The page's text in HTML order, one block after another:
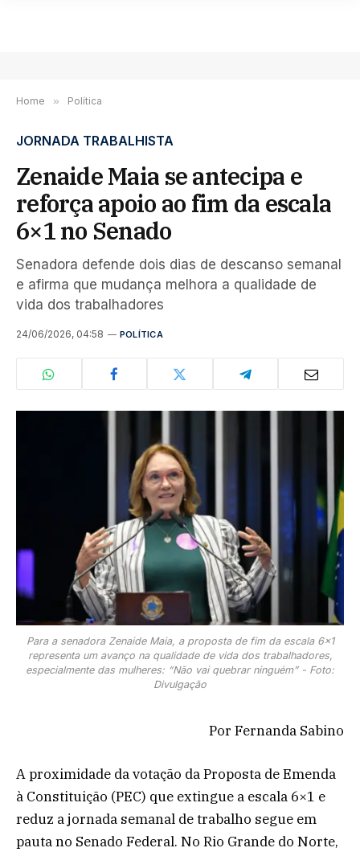
Home » Política
JORNADA TRABALHISTA
Zenaide Maia se antecipa e
reforça apoio ao fim da escala
6×1 no Senado
Senadora defende dois dias de descanso semanal
e afirma que mudança melhora a qualidade de
vida dos trabalhadores
24/06/2026, 04:58 POLÍTICA
Para a senadora Zenaide Maia, a proposta de fim da escala 6x1
representa um avanço na qualidade de vida dos trabalhadores,
especialmente das mulheres: “Não vai quebrar ninguém” - Foto:
Divulgação
Por Fernanda Sabino
A proximidade da votação da Proposta de Emenda
à Constituição (PEC) que extingue a escala 6×1 e
reduz a jornada semanal de trabalho segue em
pauta no Senado Federal. No Rio Grande do Norte,